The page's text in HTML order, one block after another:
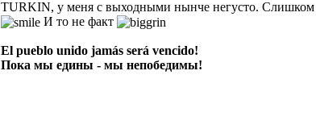
TURKIN, у меня с выходными нынче негусто. Слишком
И то не факт
El pueblo unido jamás será vencido!
Пока мы едины - мы непобедимы!